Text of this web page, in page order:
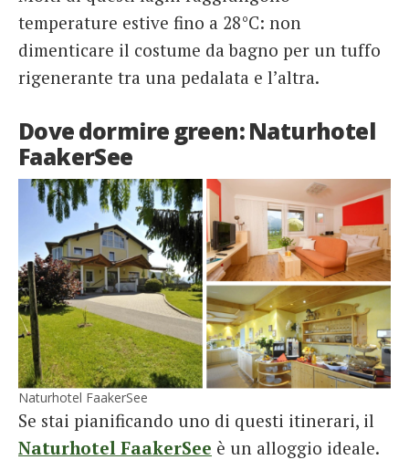
temperature estive fino a 28°C: non
dimenticare il costume da bagno per un tuffo
rigenerante tra una pedalata e l’altra.
Dove dormire green: Naturhotel
FaakerSee
Naturhotel FaakerSee
Se stai pianificando uno di questi itinerari, il
Naturhotel FaakerSee è un alloggio ideale.